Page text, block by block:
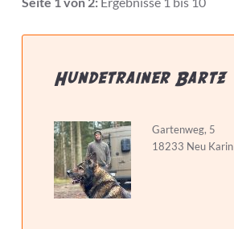
hat Zertifizierungen
hat Weiterbildungen
Hundetrainer Bartz
Gartenweg, 5
18233 Neu Karin